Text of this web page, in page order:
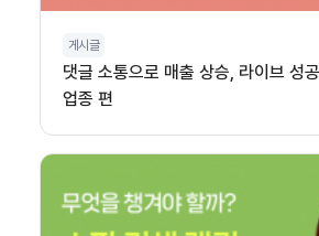
게시글
댓글 소통으로 매출 상승, 라이브 성
업종 편